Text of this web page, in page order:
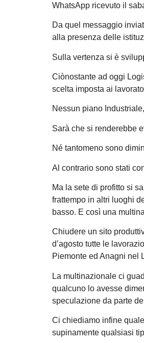
WhatsApp ricevuto il
Da quel messaggio
alla presenza delle
Sulla vertenza si è
Ciònostante ad oggi
scelta imposta ai
Nessun piano
Sarà che si renderebbe
Né tantomeno sono
Al contrario sono stati
Ma la sete di profitto si
frattempo in altri luoghi
basso. E così una
Chiudere un sito
d’agosto tutte le
Piemonte ed Anagni nel
La multinazionale ci
qualcuno lo avesse
speculazione da parte
Ci chiediamo infine
supinamente qualsiasi